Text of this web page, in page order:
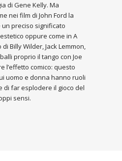
di Gene Kelly. Ma
nei film di John Ford la
preciso significato
oppure come in A
Billy Wilder, Jack Lemmon,
proprio il tango con Joe
l’effetto comico: questo
uomo e donna hanno ruoli
di far esplodere il gioco del
sensi.